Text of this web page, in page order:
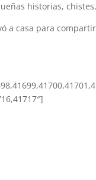
historias,
a casa para